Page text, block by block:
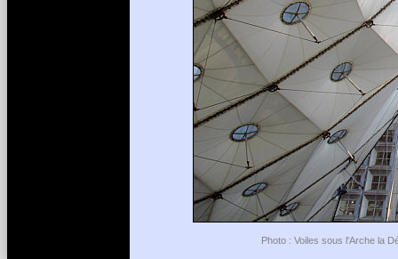
Photo : Voiles sous l'Arche la